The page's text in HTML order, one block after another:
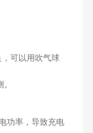
可以用吹气球
功率，导致充电